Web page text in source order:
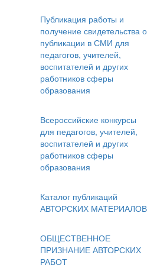
Публикация работы и
получение свидетельства о
публикации в СМИ для
педагогов, учителей,
воспитателей и других
работников сферы
образования
Всероссийские конкурсы
для педагогов, учителей,
воспитателей и других
работников сферы
образования
Каталог публикаций
АВТОРСКИХ МАТЕРИАЛОВ
ОБЩЕСТВЕННОЕ
ПРИЗНАНИЕ АВТОРСКИХ
РАБОТ